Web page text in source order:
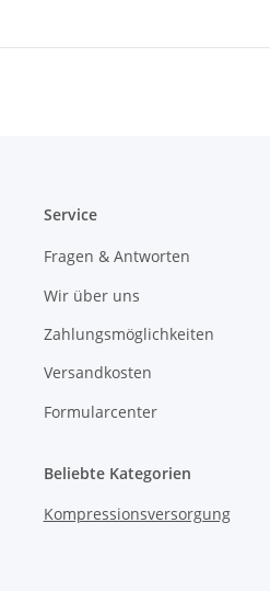
Service
Fragen & Antworten
Wir über uns
Zahlungsmöglichkeiten
Versandkosten
Formularcenter
Beliebte Kategorien
Kompressionsversorgung